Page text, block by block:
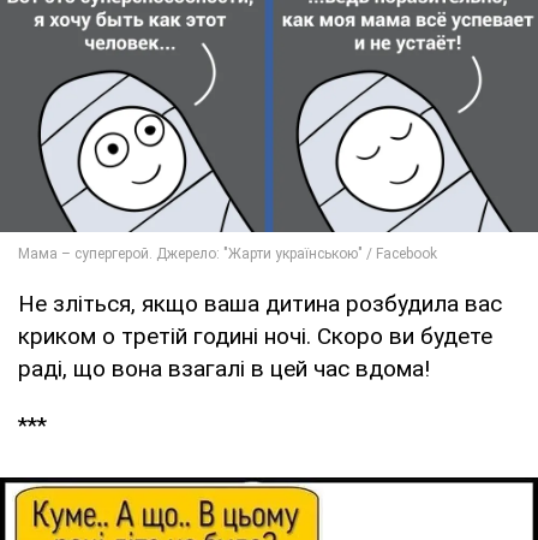
Не зліться, якщо ваша дитина розбудила вас
криком о третій годині ночі. Скоро ви будете
раді, що вона взагалі в цей час вдома!
***